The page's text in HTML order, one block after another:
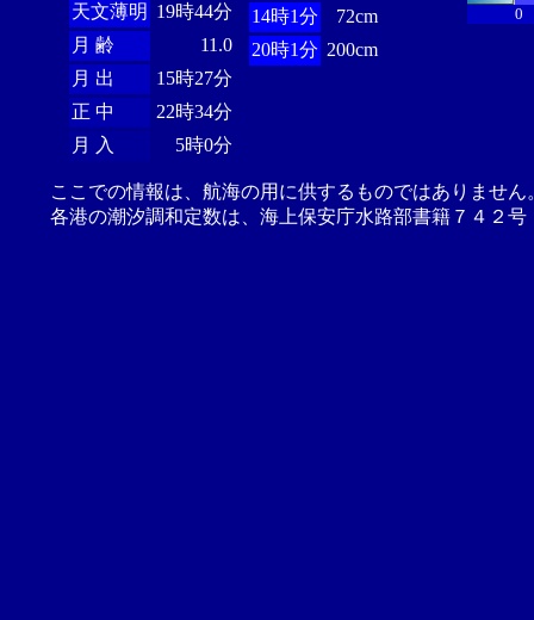
天文薄明 19時44分
月 齢
11.0
月 出
15時27分
正 中
22時34分
月 入
5時0分
14時1分
72cm
20時1分 200cm
0
ここでの情報は、航海の用に供するものではありませ
各港の潮汐調和定数は、海上保安庁水路部書籍７４２